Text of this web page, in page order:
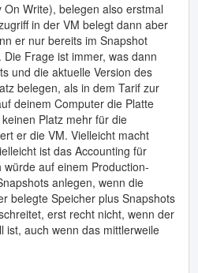
Write), belegen also erstmal
in der VM belegt dann aber
er nur bereits im Snapshot
Frage ist immer, was dann
und die aktuelle Version des
belegen, als in dem Tarif zur
deinem Computer die Platte
Platz mehr für die
er die VM. Vielleicht macht
ist das Accounting für
auf einem Production-
anlegen, wenn die
belegte Speicher plus Snapshots
erst recht nicht, wenn der
ist, auch wenn das mittlerweile